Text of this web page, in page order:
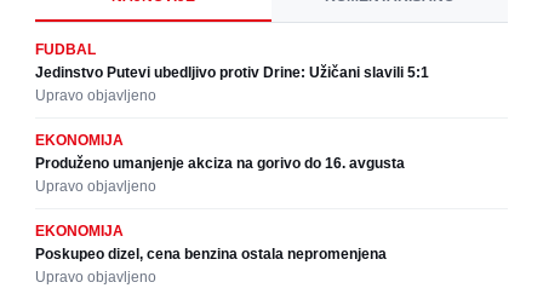
FUDBAL
Jedinstvo Putevi ubedljivo protiv Drine: Užičani slavili 5:1
Upravo objavljeno
EKONOMIJA
Produženo umanjenje akciza na gorivo do 16. avgusta
Upravo objavljeno
EKONOMIJA
Poskupeo dizel, cena benzina ostala nepromenjena
Upravo objavljeno